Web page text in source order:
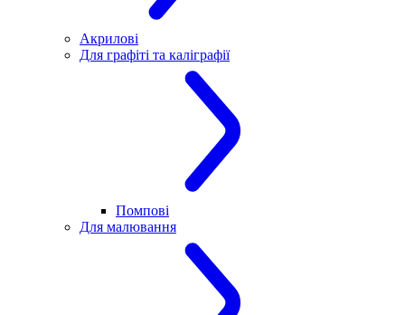
Акрилові
Для графіті та каліграфії
Помпові
Для малювання